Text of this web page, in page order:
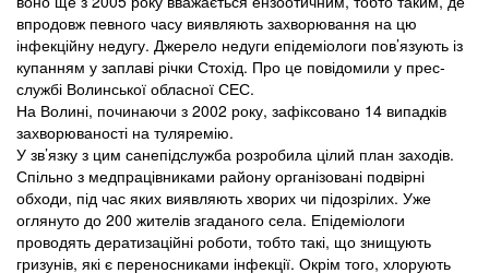
впродовж певного часу виявляють захворювання на цю
інфекційну недугу. Джерело недуги епідеміологи пов’язують із
купанням у заплаві річки Стохід. Про це повідомили у прес-
службі Волинської обласної СЕС.
На Волині, починаючи з 2002 року, зафіксовано 14 випадків
захворюваності на туляремію.
У зв’язку з цим санепідслужба розробила цілий план заходів.
Спільно з медпрацівниками району організовані подвірні
обходи, під час яких виявляють хворих чи підозрілих. Уже
оглянуто до 200 жителів згаданого села. Епідеміологи
проводять дератизаційні роботи, тобто такі, що знищують
гризунів, які є переносниками інфекції. Окрім того, хлорують